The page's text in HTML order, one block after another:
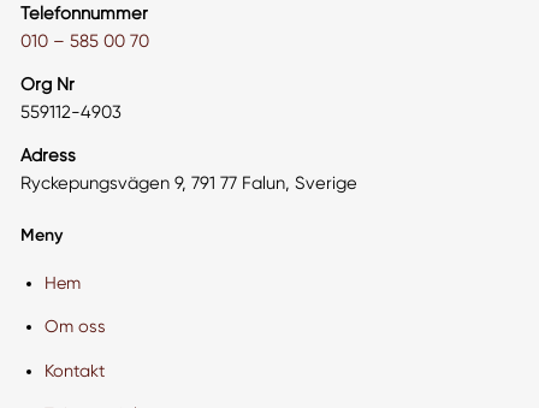
Telefonnummer
010 – 585 00 70
Org Nr
559112-4903
Adress
Ryckepungsvägen 9, 791 77 Falun, Sverige
Meny
Hem
Om oss
Kontakt